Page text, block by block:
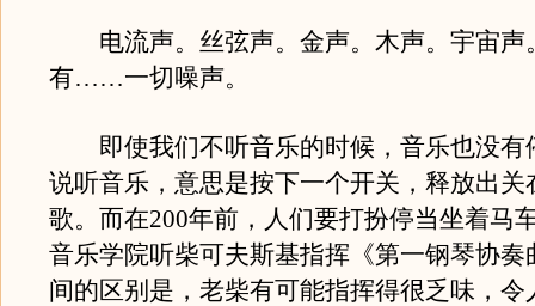
电流声。丝弦声。金声。木声。宇宙声
有……一切噪声。
即使我们不听音乐的时候，音乐也没有
说听音乐，意思是按下一个开关，释放出关
歌。而在200年前，人们要打扮停当坐着马
音乐学院听柴可夫斯基指挥《第一钢琴协奏
间的区别是，老柴有可能指挥得很乏味，令